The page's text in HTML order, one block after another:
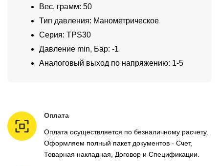
Вес, грамм: 50
Тип давления: Манометрическое
Серия: TPS30
Давление min, Бар: -1
Аналоговый выход по напряжению: 1-5
Оплата
Оплата осуществляется по безналичному расчету.
Оформляем полный пакет документов - Счет,
Товарная накладная, Договор и Спецификации.